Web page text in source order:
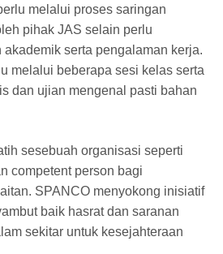
melalui proses saringan
pihak JAS selain perlu
serta pengalaman kerja.
melalui beberapa sesi kelas serta
dan ujian mengenal pasti bahan
sesebuah organisasi seperti
competent person bagi
SPANCO menyokong inisiatif
baik hasrat dan saranan
sekitar untuk kesejahteraan